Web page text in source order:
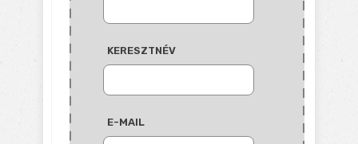
KERESZTNÉV
E-MAIL